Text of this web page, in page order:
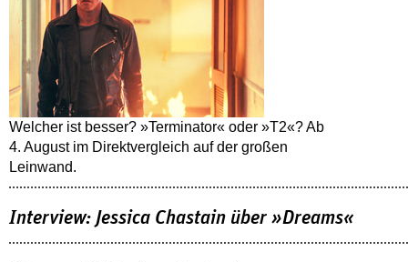
Welcher ist besser? »Terminator« oder »T2«? Ab
4. August im Direktvergleich auf der großen
Leinwand.
Interview: Jessica Chastain über »Dreams«